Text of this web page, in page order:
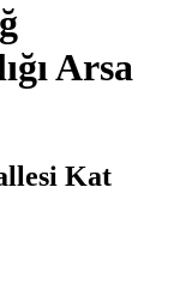
Arsa
Kat